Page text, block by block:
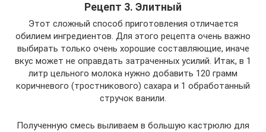
Рецепт 3. Элитный
Этот сложный способ приготовления отличается
обилием ингредиентов. Для этого рецепта очень важно
выбирать только очень хорошие составляющие, иначе
вкус может не оправдать затраченных усилий. Итак, в 1
литр цельного молока нужно добавить 120 грамм
коричневого (тростникового) сахара и 1 обработанный
стручок ванили.
Полученную смесь выливаем в большую кастрюлю для